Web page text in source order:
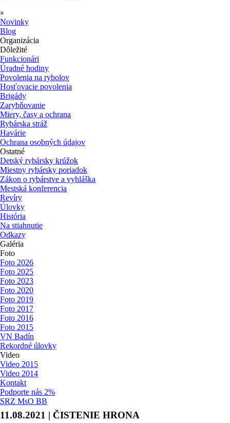
×
Novinky
Blog
Organizácia
Dôležité
Funkcionári
Úradné hodiny
Povolenia na rybolov
Hosťovacie povolenia
Brigády
Zarybňovanie
Miery, časy a ochrana
Rybárska stráž
Havárie
Ochrana osobných údajov
Ostatné
Detský rybársky krúžok
Miestny rybársky poriadok
Zákon o rybárstve a vyhláška
Mestská konferencia
Revíry
Úlovky
História
Na stiahnutie
Odkazy
Galéria
Foto
Foto 2026
Foto 2025
Foto 2023
Foto 2020
Foto 2019
Foto 2017
Foto 2016
Foto 2015
VN Badín
Rekordné úlovky
Video
Video 2015
Video 2014
Kontakt
Podporte nás 2%
SRZ MsO BB
11.08.2021 | ČISTENIE HRONA